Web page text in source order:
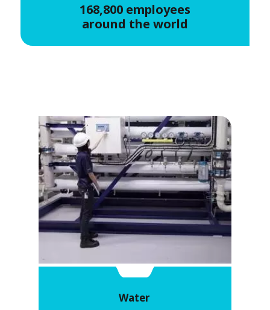
168,800 employees
around the world
Water